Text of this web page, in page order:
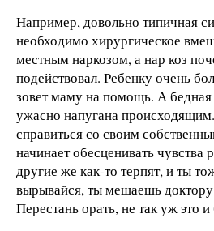
Например, довольно типичная
необходимо хирургическое
местным наркозом, а нар коз
подействовал. Ребенку очень
зовет маму на помощь. А
ужасно напугана
справиться со своим
начинает обесценивать чувства
другие же как-то терпят, и ты
вырывайся, ты мешаешь доктору
Перестань орать, не так уж это